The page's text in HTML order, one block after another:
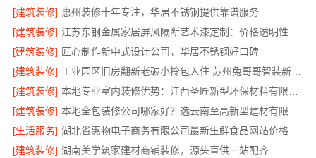
[建筑装修] 惠州装修十年专注，华居不锈钢提供靠谱服务
[建筑装修]
[建筑装修] 匠心制作新中式设计公司，华居不锈钢好口碑
[建筑装修]
工业园区旧房翻新老破小拎包入住 苏州兔哥哥智装新材料有限公司
[建筑装修]
[建筑装修]
[生活服务] 湖北省惠物电子商务有限公司最新生鲜食品网站价格
[建筑装修] 湖南美学筑家建材商铺装修，源头直供一站配齐